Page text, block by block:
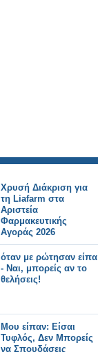
Χρυσή Διάκριση για
τη Liafarm στα
Αριστεία
Φαρμακευτικής
Αγοράς 2026
όταν με ρώτησαν είπα
- Ναι, μπορείς αν το
θελήσεις!
Μου είπαν: Είσαι
Τυφλός, Δεν Μπορείς
να Σπουδάσεις